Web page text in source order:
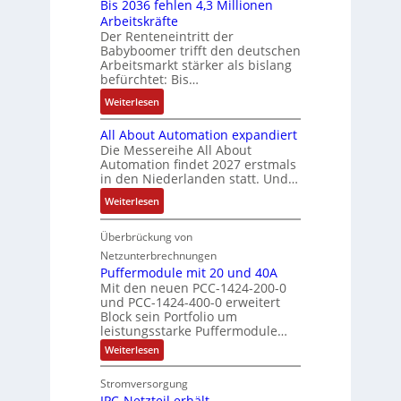
h
m
e
,
g
p
ä
g
t
d
u
r
d
a
s
A
u
s
l
e
m
e
h
r
e
r
z
u
m
V
o
r
s
t
a
d
d
e
s
V
D
M
A
E
l
r
g
e
b
n
i
s
s
e
b
e
s
t
ä
t
i
g
e
n
J
a
r
s
-
u
n
d
M
a
r
k
e
t
n
i
t
e
r
b
e
i
I
b
r
a
u
c
h
t
S
t
r
u
k
u
r
Bis 2036 fehlen 4,3 Millionen
Arbeitskräfte
Der Renteneintritt der
Babyboomer trifft den deutschen
Arbeitsmarkt stärker als bislang
befürchtet: Bis…
Weiterlesen:
B
i
s
2
0
3
6
f
e
h
l
e
n
4
,
M
All About Automation expandiert
Die Messereihe All About
Automation findet 2027 erstmals
in den Niederlanden statt. Und…
Weiterlesen:
A
l
A
b
o
u
t
A
u
t
Überbrückung von
Netzunterbrechnungen
Puffermodule mit 20 und 40A
Mit den neuen PCC-1424-200-0
und PCC-1424-400-0 erweitert
Block sein Portfolio um
leistungsstarke Puffermodule…
Weiterlesen:
P
f
Stromversorgung